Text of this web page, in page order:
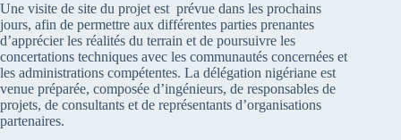
Une visite de site du projet est prévue dans les prochains
jours, afin de permettre aux différentes parties prenantes
d’apprécier les réalités du terrain et de poursuivre les
concertations techniques avec les communautés concernées et
les administrations compétentes. La délégation nigériane est
venue préparée, composée d’ingénieurs, de responsables de
projets, de consultants et de représentants d’organisations
partenaires.